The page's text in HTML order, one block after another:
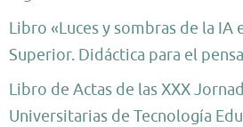
Libro «Luces y sombras de la IA
Superior. Didáctica para el
Libro de Actas de las XXX
Universitarias de Tecnología